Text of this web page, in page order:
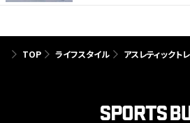
TOP ライフスタイル アスレティックト